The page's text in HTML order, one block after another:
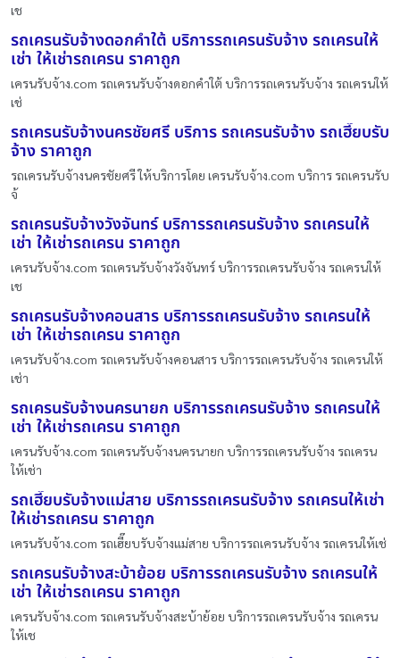
เช
รถเครนรับจ้างดอกคำใต้ บริการรถเครนรับจ้าง รถเครนให้
เช่า ให้เช่ารถเครน ราคาถูก
เครนรับจ้าง.com รถเครนรับจ้างดอกคำใต้ บริการรถเครนรับจ้าง รถเครนให้
เช่
รถเครนรับจ้างนครชัยศรี บริการ รถเครนรับจ้าง รถเฮี๊ยบรับ
จ้าง ราคาถูก
รถเครนรับจ้างนครชัยศรี ให้บริการโดย เครนรับจ้าง.com บริการ รถเครนรับ
จ้
รถเครนรับจ้างวังจันทร์ บริการรถเครนรับจ้าง รถเครนให้
เช่า ให้เช่ารถเครน ราคาถูก
เครนรับจ้าง.com รถเครนรับจ้างวังจันทร์ บริการรถเครนรับจ้าง รถเครนให้
เช
รถเครนรับจ้างคอนสาร บริการรถเครนรับจ้าง รถเครนให้
เช่า ให้เช่ารถเครน ราคาถูก
เครนรับจ้าง.com รถเครนรับจ้างคอนสาร บริการรถเครนรับจ้าง รถเครนให้
เช่า
รถเครนรับจ้างนครนายก บริการรถเครนรับจ้าง รถเครนให้
เช่า ให้เช่ารถเครน ราคาถูก
เครนรับจ้าง.com รถเครนรับจ้างนครนายก บริการรถเครนรับจ้าง รถเครน
ให้เช่า
รถเฮี๊ยบรับจ้างแม่สาย บริการรถเครนรับจ้าง รถเครนให้เช่า
ให้เช่ารถเครน ราคาถูก
เครนรับจ้าง.com รถเฮี๊ยบรับจ้างแม่สาย บริการรถเครนรับจ้าง รถเครนให้เช่
รถเครนรับจ้างสะบ้าย้อย บริการรถเครนรับจ้าง รถเครนให้
เช่า ให้เช่ารถเครน ราคาถูก
เครนรับจ้าง.com รถเครนรับจ้างสะบ้าย้อย บริการรถเครนรับจ้าง รถเครน
ให้เช